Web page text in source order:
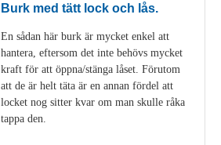
Burk med tätt lock och lås.
En sådan här burk är mycket enkel att
hantera, eftersom det inte behövs mycket
kraft för att öppna/stänga låset. Förutom
att de är helt täta är en annan fördel att
locket nog sitter kvar om man skulle råka
tappa den.